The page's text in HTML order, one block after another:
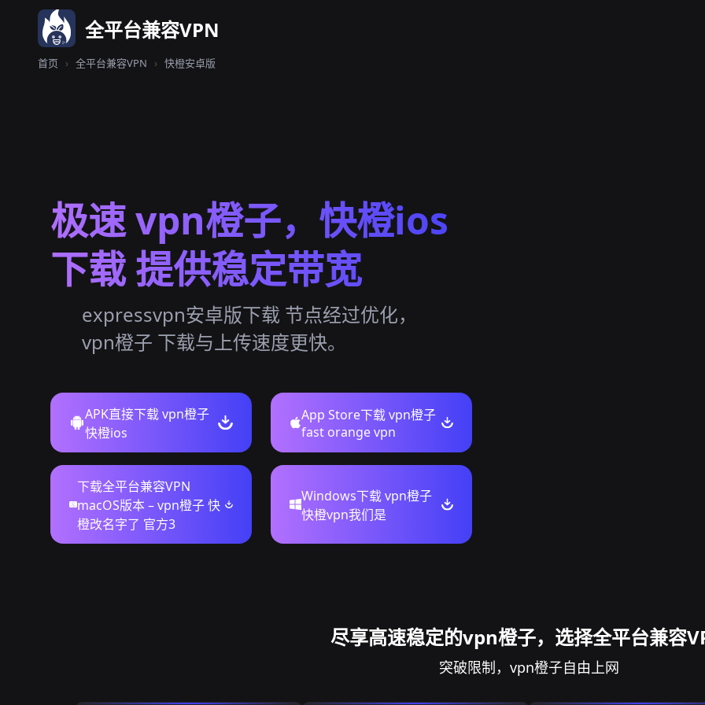
全平台兼容VPN
首页 › 全平台兼容VPN › 快橙安卓版
极速 vpn橙子，快橙ios
下载 提供稳定带宽
expressvpn安卓版下载 节点经过优化，
vpn橙子 下载与上传速度更快。
APK直接下载 vpn橙子
快橙ios
App Store下载 vpn橙子
fast orange vpn
下载全平台兼容VPN
macOS版本 – vpn橙子 快
橙改名字了 官方3
Windows下载 vpn橙子
快橙vpn我们是
尽享高速稳定的vpn橙子，选择全平台兼容
突破限制，vpn橙子自由上网